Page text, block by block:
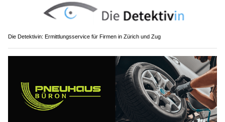
Die Detektivin: Ermittlungsservice für Firmen in Zürich und Zug